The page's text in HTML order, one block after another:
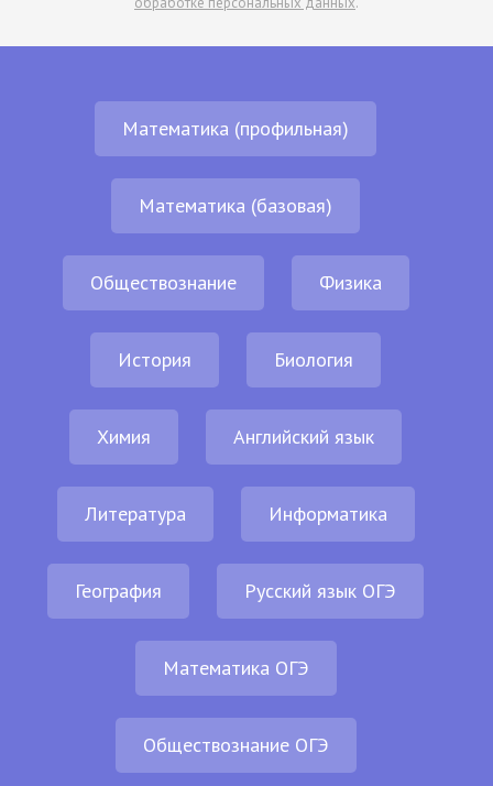
Математика (профильная)
Математика (базовая)
Обществознание Физика
История Биология
Химия Английский язык
Литература Информатика
География Русский язык ОГЭ
Математика ОГЭ
Обществознание ОГЭ